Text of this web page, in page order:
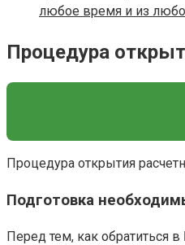
любое время и из
Процедура
Процедура открытия
Подготовка
Перед тем, как обратиться